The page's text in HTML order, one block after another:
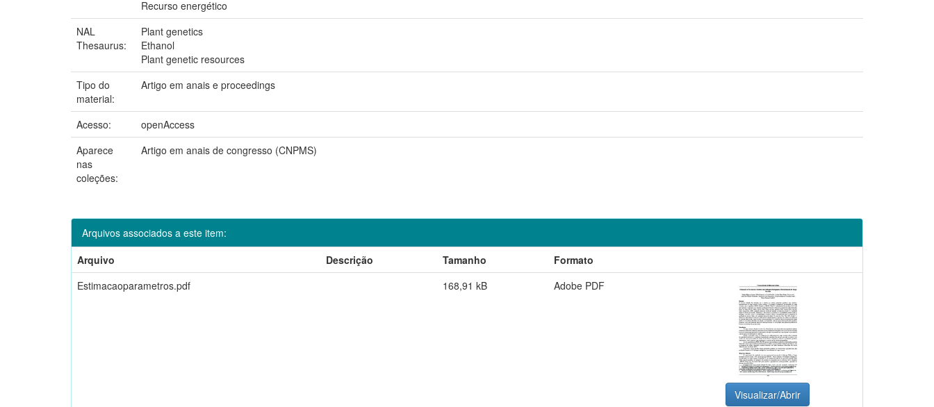
Recurso energético
NAL
Thesaurus:
Plant genetics
Ethanol
Plant genetic resources
Tipo do
material:
Artigo em anais e proceedings
Acesso:
openAccess
Aparece
nas
coleções:
Artigo em anais de congresso (CNPMS)
Arquivos associados a este item:
Arquivo
Descrição Tamanho
Formato
Estimacaoparametros.pdf
168,91 kB Adobe PDF
Visualizar/Abrir